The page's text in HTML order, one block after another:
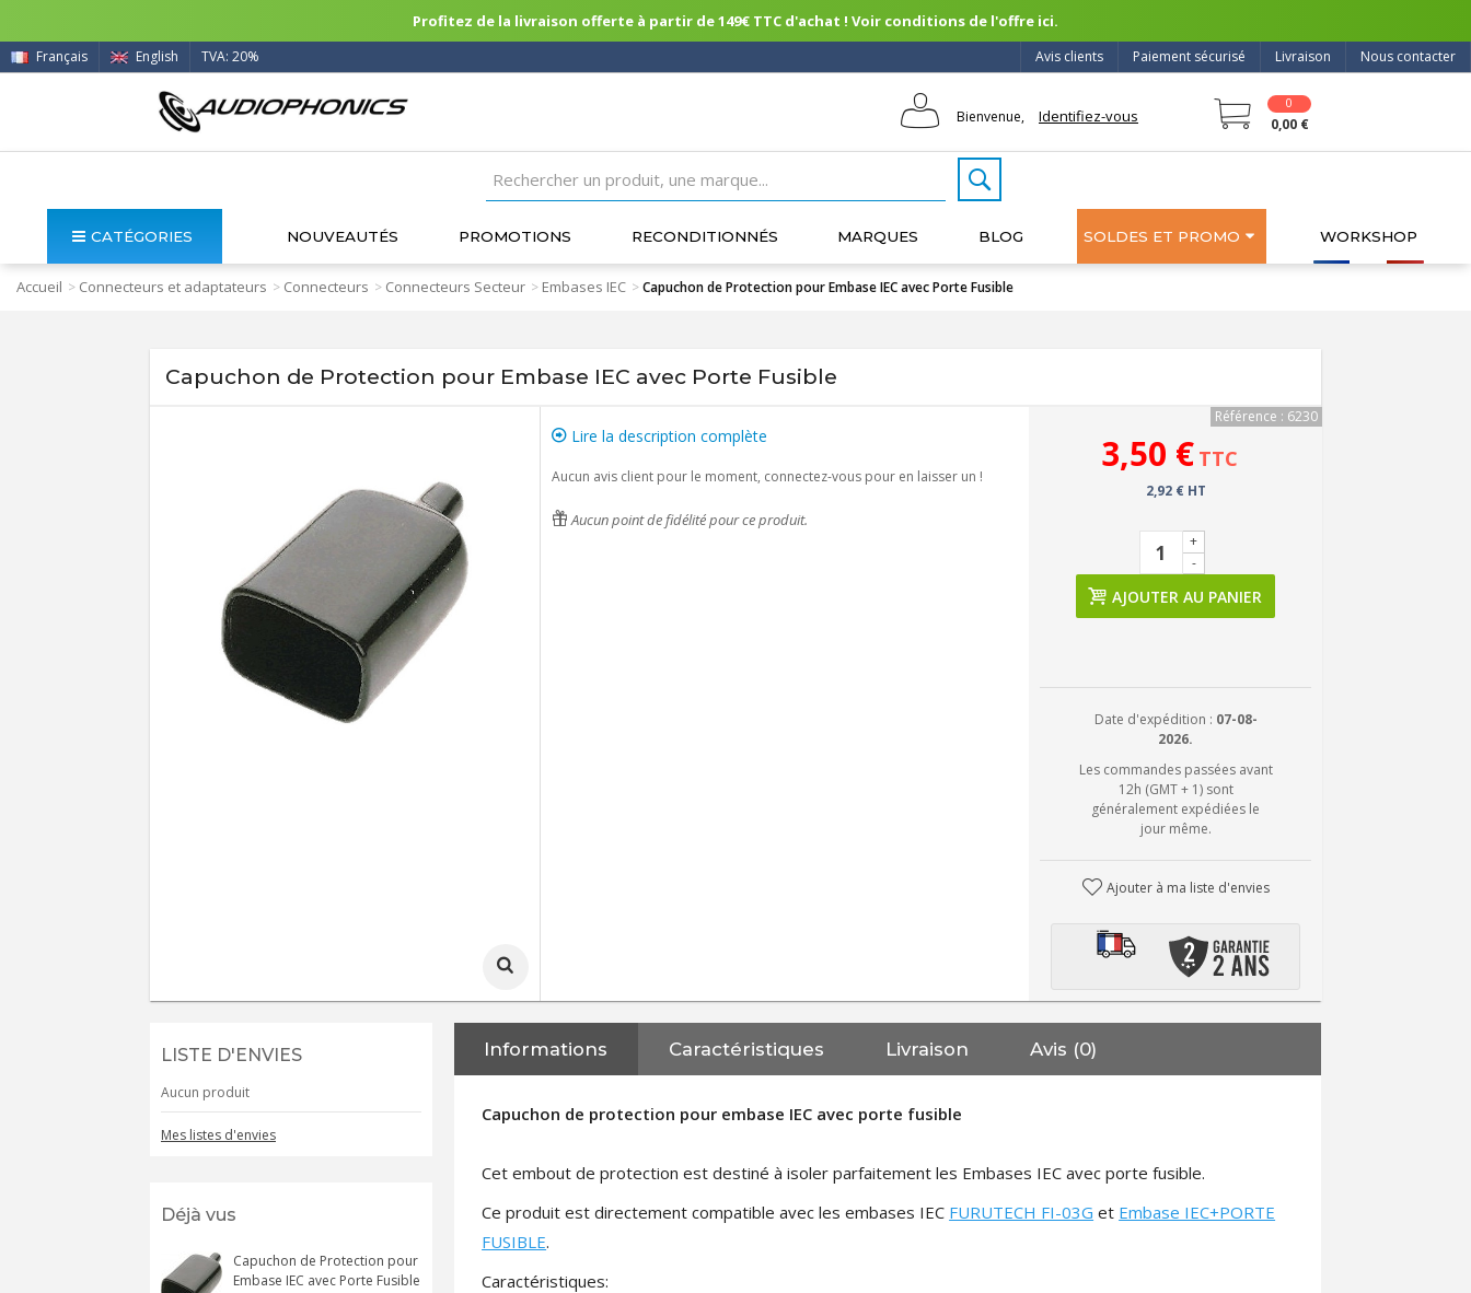
Profitez de la livraison offerte à partir de 149€ TTC d'achat ! Voir conditions de l'offre ici.
Nous contacter
Livraison
Paiement sécurisé
Avis clients
Français English TVA: 20%
Bienvenue, Identifiez-vous
0
0,00 €
CATÉGORIES NOUVEAUTÉS PROMOTIONS RECONDITIONNÉS MARQUES BLOG SOLDES ET PROMO WORKSHOP
Accueil > Connecteurs et adaptateurs > Connecteurs > Connecteurs Secteur > Embases IEC >Capuchon de Protection pour Embase IEC avec Porte Fusible
Capuchon de Protection pour Embase IEC avec Porte Fusible
Lire la description complète
Aucun avis client pour le moment, connectez-vous pour en laisser un !
Aucun point de fidélité pour ce produit.
Référence : 6230
3,50 € TTC
2,92 € HT
-
+
AJOUTER AU PANIER
Date d'expédition : 07-08-
2026.
Les commandes passées avant
12h (GMT + 1) sont
généralement expédiées le
jour même.
Ajouter à ma liste d'envies
LISTE D'ENVIES
Aucun produit
Mes listes d'envies
Déjà vus
Capuchon de Protection pour
Embase IEC avec Porte Fusible
Informations Caractéristiques Livraison Avis (0)
Capuchon de protection pour embase IEC avec porte fusible
Cet embout de protection est destiné à isoler parfaitement les Embases IEC avec porte fusible.
Ce produit est directement compatible avec les embases IEC FURUTECH FI-03G et Embase IEC+PORTE
FUSIBLE.
Caractéristiques: